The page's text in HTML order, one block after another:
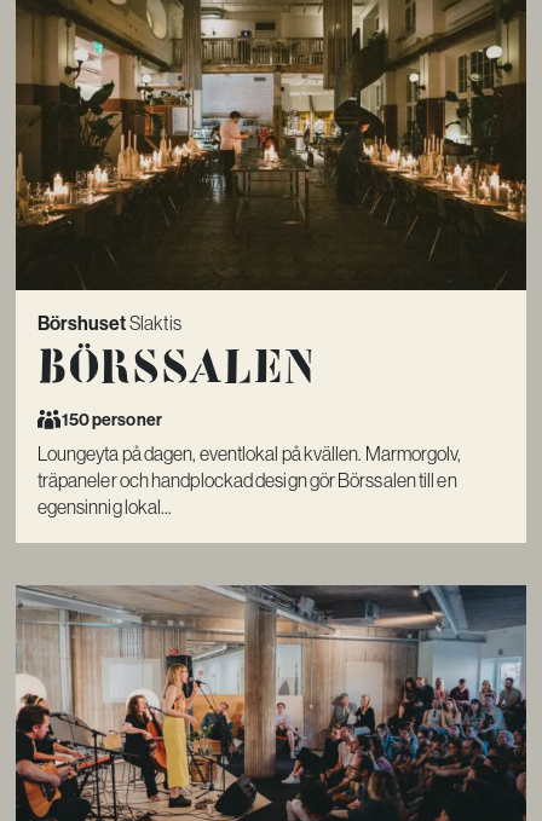
BörshusetSlaktis
Börssalen
150 personer
Loungeyta på dagen, eventlokal på kvällen. Marmorgolv,
träpaneler och handplockad design gör Börssalen till en
egensinnig lokal...